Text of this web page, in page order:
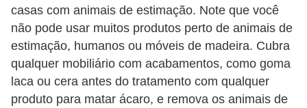
casas com animais de estimação. Note que você
não pode usar muitos produtos perto de animais de
estimação, humanos ou móveis de madeira. Cubra
qualquer mobiliário com acabamentos, como goma
laca ou cera antes do tratamento com qualquer
produto para matar ácaro, e remova os animais de
c
o
e
c